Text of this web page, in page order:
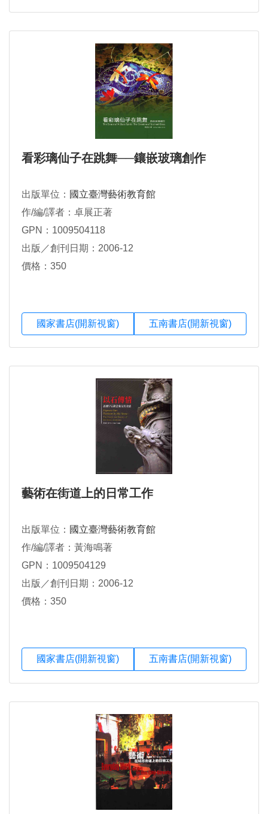
看彩璃仙子在跳舞──鑲嵌玻璃創作
出版單位： 國立臺灣藝術教育館
作/編/譯者：卓展正著
GPN：1009504118
出版／創刊日期：2006-12
價格：350
國家書店(開新視窗) 五南書店(開新視窗)
藝術在街道上的日常工作
出版單位： 國立臺灣藝術教育館
作/編/譯者：黃海鳴著
GPN：1009504129
出版／創刊日期：2006-12
價格：350
國家書店(開新視窗) 五南書店(開新視窗)